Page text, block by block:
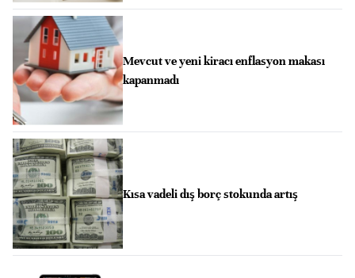
Mevcut ve yeni kiracı enflasyon makası
kapanmadı
Kısa vadeli dış borç stokunda artış